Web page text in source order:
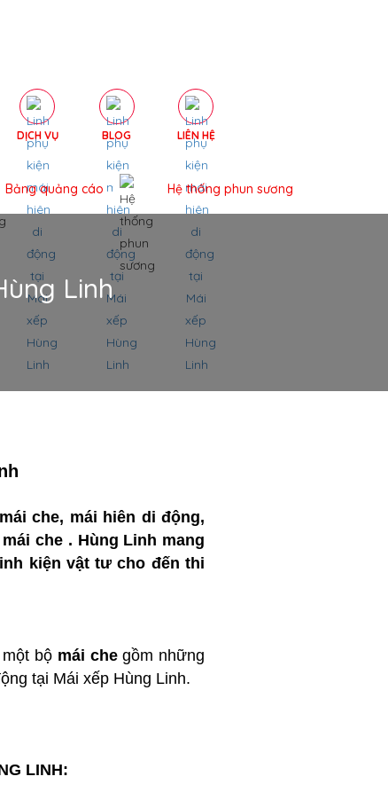
DỊCH VỤ BLOG LIÊN HỆ
Bảng quảng cáo Hệ thống phun sương
Linh
che, mái hiên di động,
che . Hùng Linh mang
kiện vật tư cho đến thi
bộ mái chegồm những
tại Mái xếp Hùng Linh.
LINH: